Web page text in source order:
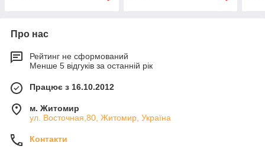
Про нас
Рейтинг не сформований
Менше 5 відгуків за останній рік
Працює з 16.10.2012
м. Житомир
ул. Восточная,80, Житомир, Україна
Контакти